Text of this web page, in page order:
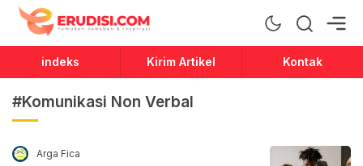
Erudisi
Temukan Jawaban dan Inspirasi
indeks Kirim Artikel Kontak
#Komunikasi Non Verbal
Arga Fica